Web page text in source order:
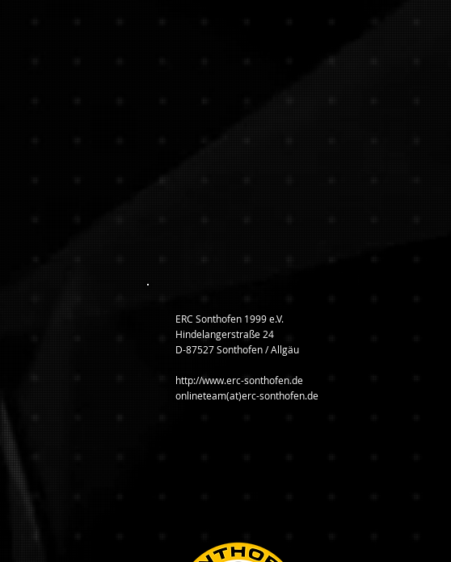
ERC Sonthofen 1999 e.V.
Hindelangerstraße 24
D-87527 Sonthofen / Allgäu
http://www.erc-sonthofen.de
onlineteam(at)erc-sonthofen.de